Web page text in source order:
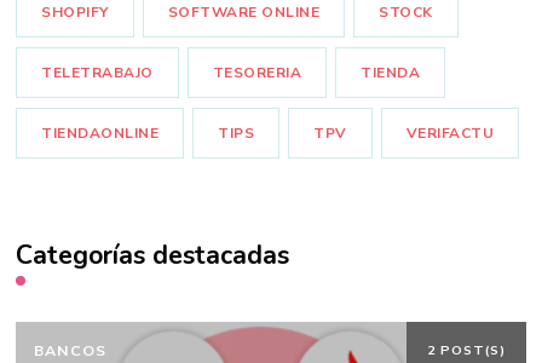
SHOPIFY SOFTWARE ONLINE STOCK
TELETRABAJO TESORERIA TIENDA
TIENDAONLINE TIPS TPV VERIFACTU
Categorías destacadas
BANCOS 2 POST(S)